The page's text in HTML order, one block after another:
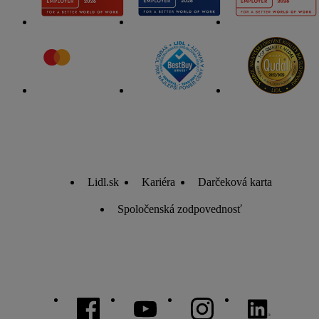
Lidl.sk Kariéra Darčeková karta
Spoločenská zodpovednosť